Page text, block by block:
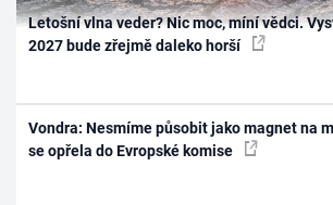
Letošní vlna veder? Nic moc, míní vědci.
2027 bude zřejmě daleko horší
Vondra: Nesmíme působit jako magnet na
se opřela do Evropské komise